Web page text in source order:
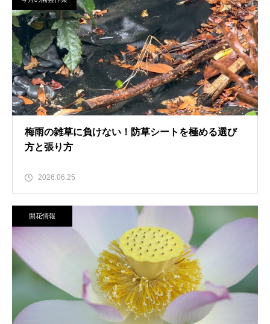
梅雨の雑草に負けない！防草シートを極める選び
方と張り方
2026.06.25
開花情報